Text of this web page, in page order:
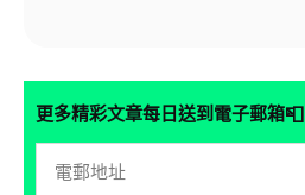
更多精彩文章每日送到電子郵箱📮